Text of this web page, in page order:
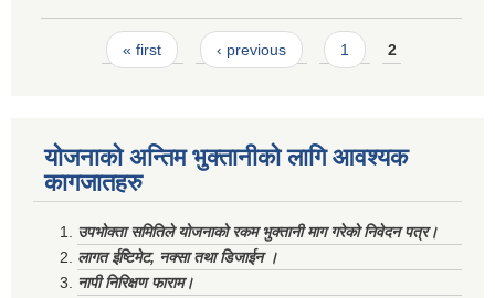
Pages« first ‹ previous 1 2
योजनाको अन्तिम भुक्तानीको लागि आवश्यक
कागजातहरु
उपभोक्ता समितिले योजनाको रकम भुक्तानी माग गरेको निवेदन पत्र।
लागत ईष्टिमेट, नक्सा तथा डिजाईन ।
नापी निरिक्षण फाराम।